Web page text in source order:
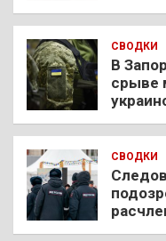
СВОДКИ
В
срыве
СВОДКИ